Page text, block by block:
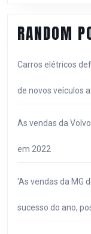
RANDOM
Carros elétricos
de novos veículos
As vendas da
em 2022
‘As vendas da MG
sucesso do ano,